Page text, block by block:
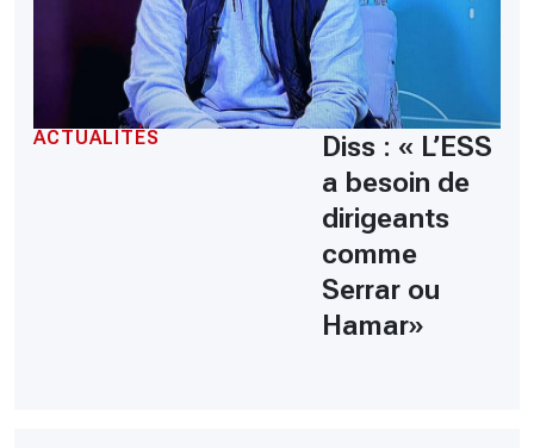
ACTUALITÉS
Diss : « L’ESS
a besoin de
dirigeants
comme
Serrar ou
Hamar»